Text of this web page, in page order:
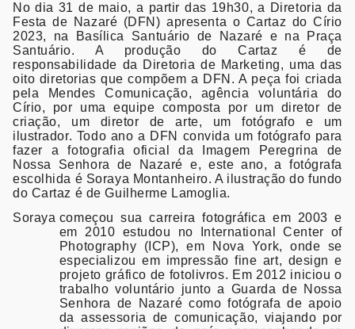
No dia 31 de maio, a partir das 19h30, a Diretoria da
Festa de Nazaré (DFN) apresenta o Cartaz do Círio
2023, na Basílica Santuário de Nazaré e na Praça
Santuário. A produção do Cartaz é de
responsabilidade da Diretoria de Marketing, uma das
oito diretorias que compõem a DFN. A peça foi criada
pela
Mendes Comunicação, agência voluntária do
Círio,
por uma equipe composta por um diretor de
criação, um diretor de arte, um fotógrafo e um
ilustrador. Todo ano a DFN convida um fotógrafo para
fazer a fotografia oficial da Imagem Peregrina de
Nossa Senhora de Nazaré e, este ano, a fotógrafa
escolhida é Soraya Montanheiro. A ilustração do fundo
do Cartaz é de Guilherme Lamoglia.
Soraya começou sua carreira fotográfica em 2003 e
em 2010 estudou no International Center of
Photography (ICP), em Nova York, onde se
especializou em impressão fine art, design e
projeto gráfico de fotolivros. Em 2012 iniciou o
trabalho voluntário junto a Guarda de Nossa
Senhora de Nazaré como fotógrafa de apoio
da assessoria de comunicação, viajando por